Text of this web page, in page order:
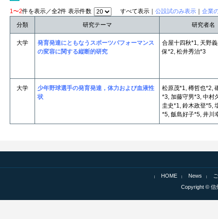
1〜2件を表示／全2件 表示件数 すべて表示｜ 公設試のみ表示
企業
分類
研究テーマ 研究者名
大学
発育発達にともなうスポーツパフォーマンス
の変容に関する縦断的研究
合屋十四秋*1, 天野
保*2, 松井秀治*3
大学
少年野球選手の発育発達，体力および血液性
状
松原茂*1, 樽哲也*2,
*3, 加藤守男*3, 中村
圭史*1, 鈴木政登*5,
*5, 飯島好子*5, 井川
HOME News
Copyright © 信